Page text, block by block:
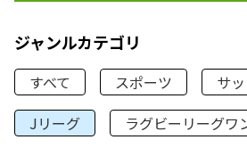
ジャンルカテゴリ
すべて スポーツ
サ
Jリーグ
ラグビーリーグワ